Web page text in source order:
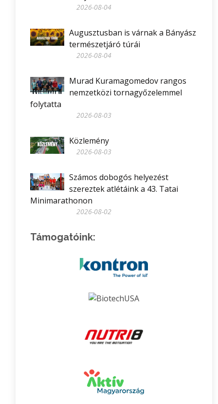
2026-08-04
Augusztusban is várnak a Bányász
természetjáró túrái
2026-08-04
Murad Kuramagomedov rangos
nemzetközi tornagyőzelemmel
folytatta
2026-08-03
Közlemény
2026-08-03
Számos dobogós helyezést
szereztek atlétáink a 43. Tatai
Minimarathonon
2026-08-02
Támogatóink: